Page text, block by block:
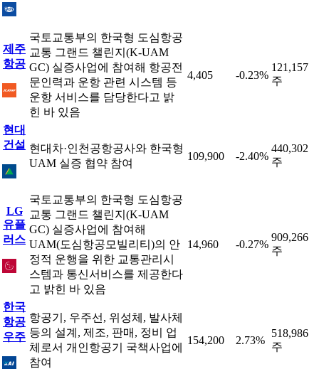
제주
항공
국토교통부의 한국형 도심항공
교통 그랜드 챌린지(K-UAM
GC) 실증사업에 참여해 항공전
문인력과 운항 관련 시스템 등
운항 서비스를 담당한다고 밝
힌 바 있음
4,405 -0.23%
121,157
주
현대
건설 현대차·인천공항공사와 한국형
UAM 실증 협약 참여
109,900 -2.40%
440,302
주
LG
유플
러스
국토교통부의 한국형 도심항공
교통 그랜드 챌린지(K-UAM
GC) 실증사업에 참여해
UAM(도심항공모빌리티)의 안
정적 운행을 위한 교통관리시
스템과 통신서비스를 제공한다
고 밝힌 바 있음
14,960 -0.27%
909,266
주
한국
항공
우주
항공기, 우주선, 위성체, 발사체
등의 설계, 제조, 판매, 정비 업
체로서 개인항공기 국책사업에
참여
154,200 2.73%
518,986
주